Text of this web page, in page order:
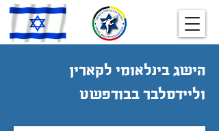
הישג בינלאומי לקארין
וליידסלבר בבודפשט